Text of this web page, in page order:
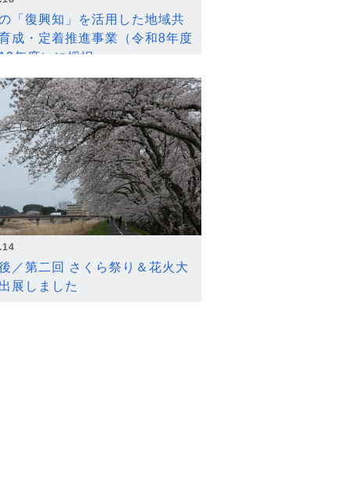
「復興知」を活用した地域共
成・定着推進事業（令和8年度
年度）に採択
／第二回 さくら祭り＆花火大
展しました